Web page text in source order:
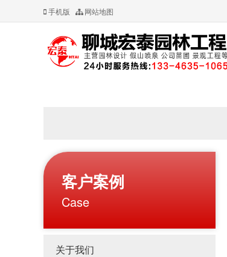
手机版 网站地图
客户案例
Case
关于我们